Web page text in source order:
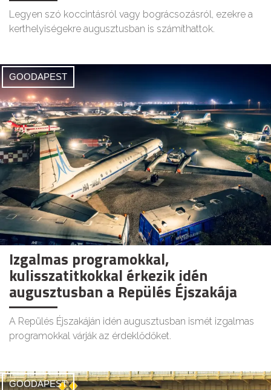
Legyen szó koccintásról vagy bográcsozásról, ezekre a
kerthelyiségekre augusztusban is számíthattok.
GOODAPEST
Izgalmas programokkal,
kulisszatitkokkal érkezik idén
augusztusban a Repülés Éjszakája
A Repülés Éjszakáján idén augusztusban ismét izgalmas
programokkal várják az érdeklődőket.
GOODAPEST